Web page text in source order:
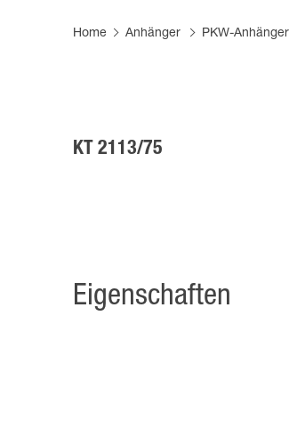
Home Anhänger PKW-Anhänger
KT 2113/75
Eigenschaften